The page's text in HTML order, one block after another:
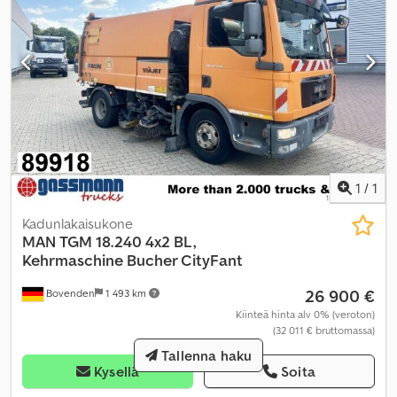
1 / 1
Bovenden 1 493 km
Kadunlakaisukone
MAN TGM 18.240 4x2 BL,
Kehrmaschine Bucher CityFant
26 900 €
Kiinteä hinta alv 0% (veroton)
(32 011 € bruttomassa)
Kysellä Soita
Tallenna haku